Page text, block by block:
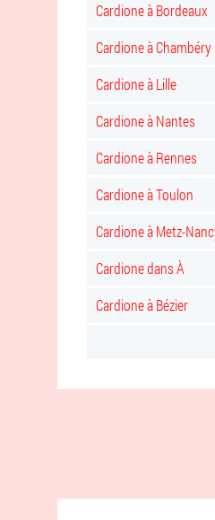
Cardione à Bordeaux
Cardione à Chambéry
Cardione à Lille
Cardione à Nantes
Cardione à Rennes
Cardione à Toulon
Cardione à Metz-
Cardione dans À
Cardione à Bézier